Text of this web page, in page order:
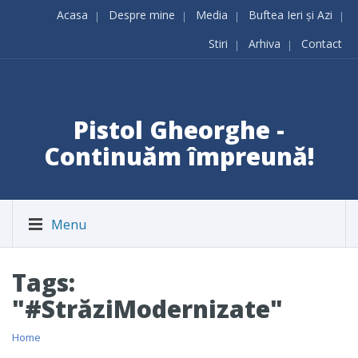
Acasa Despre mine Media
Buftea Ieri și Azi
Stiri
Arhiva Contact
Pistol Gheorghe -
Continuăm împreună!
Menu
Tags:
"#StrăziModernizate"
Home